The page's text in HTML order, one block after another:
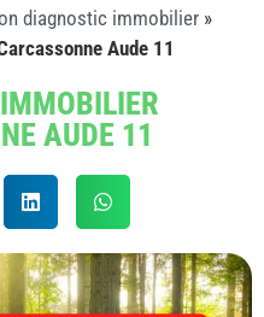
diagnostic immobilier »
Aude 11
AUDE 11